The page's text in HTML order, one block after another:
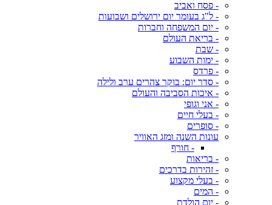
- פסח ואביב
- ל"ג בעומר יום ירושלים ושבועות
- יום המשפחה וחברות
- בריאת העולם
- שבת
- ימות השבוע
- פרדס
- סדר יום: בוקר צהרים ערב ולילה
- איכות הסביבה והעולם
- אני וגופי
- בעלי חיים
- סופרים
עונות השנה ומזג האוויר
- חורף
- בריאות
- זהירות בדרכים
- בעלי מקצוע
- המים
- יום הולדת